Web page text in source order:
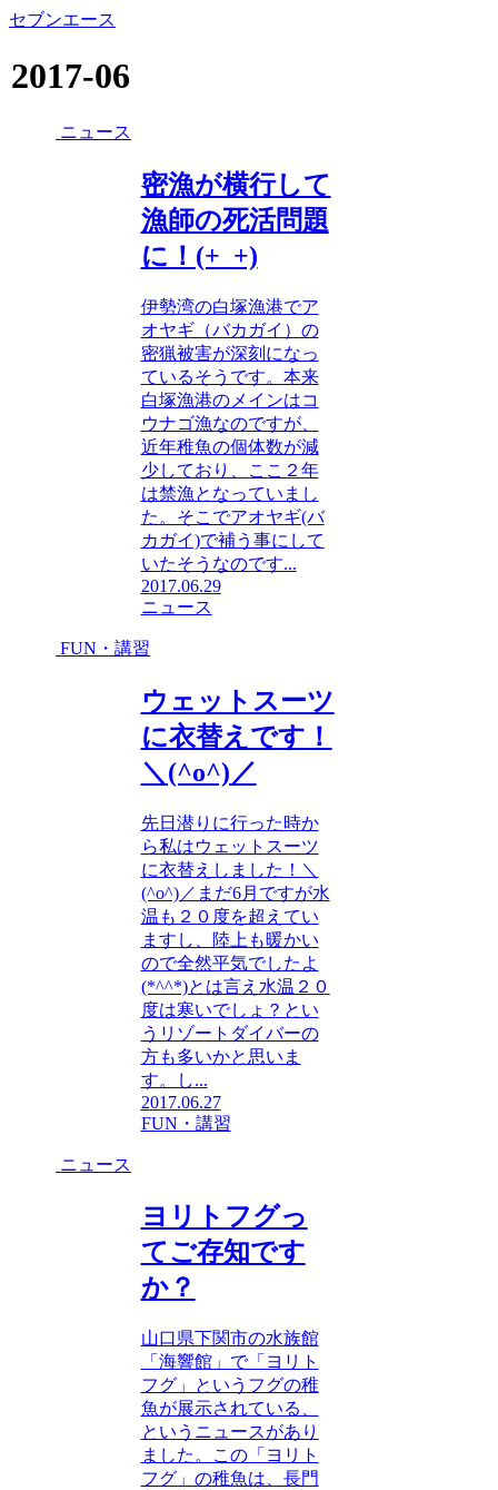
セブンエース
2017-06
ニュース
密漁が横行して
漁師の死活問題
に！(+_+)
伊勢湾の白塚漁港でア
オヤギ（バカガイ）の
密猟被害が深刻になっ
ているそうです。本来
白塚漁港のメインはコ
ウナゴ漁なのですが、
近年稚魚の個体数が減
少しており、ここ２年
は禁漁となっていまし
た。そこでアオヤギ(バ
カガイ)で補う事にして
いたそうなのです...
2017.06.29
ニュース
FUN・講習
ウェットスーツ
に衣替えです！
＼(^o^)／
先日潜りに行った時か
ら私はウェットスーツ
に衣替えしました！＼
(^o^)／まだ6月ですが水
温も２０度を超えてい
ますし、陸上も暖かい
ので全然平気でしたよ
(*^^*)とは言え水温２０
度は寒いでしょ？とい
うリゾートダイバーの
方も多いかと思いま
す。し...
2017.06.27
FUN・講習
ニュース
ヨリトフグっ
てご存知です
か？
山口県下関市の水族館
「海響館」で「ヨリト
フグ」というフグの稚
魚が展示されている、
というニュースがあり
ました。この「ヨリト
フグ」の稚魚は、長門